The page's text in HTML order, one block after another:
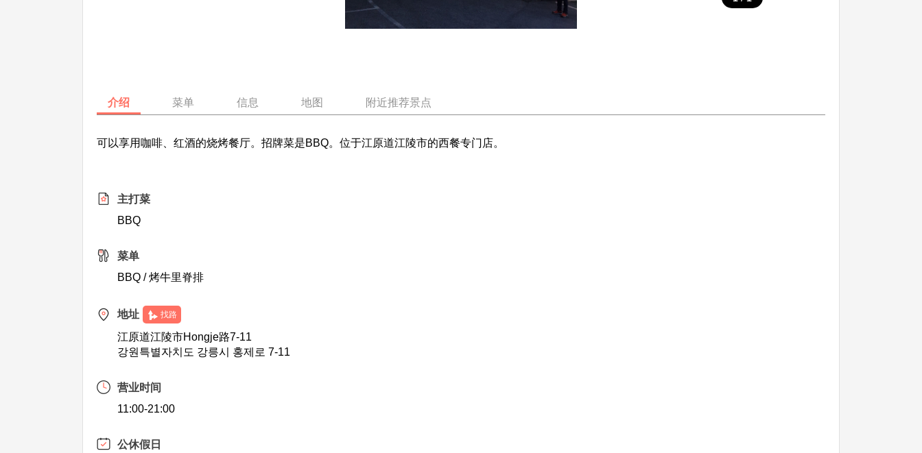
介绍 菜单 信息 地图 附近推荐景点
可以享用咖啡、红酒的烧烤餐厅。招牌菜是BBQ。位于江原道江陵市的西餐专门店。
主打菜
BBQ
菜单
BBQ / 烤牛里脊排
地址 找路
江原道江陵市Hongje路7-11
강원특별자치도 강릉시 홍제로 7-11
营业时间
11:00-21:00
公休假日